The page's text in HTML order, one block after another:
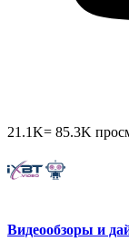
21.1K= 85.3K
Видеообзоры и